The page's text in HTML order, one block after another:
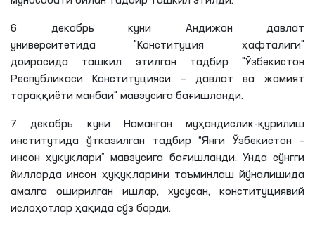
6 декабрь куни Андижон давлат
университетида "Конституция ҳафталиги"
доирасида ташкил этилган тадбир "Ўзбекистон
Республикаси Конституцияси — давлат ва жамият
тараққиёти манбаи" мавзусига бағишланди.
7 декабрь куни Наманган муҳандислик-қурилиш
институтида ўтказилган тадбир “Янги Ўзбекистон –
инсон ҳуқуқлари” мавзусига бағишланди. Унда сўнгги
йилларда инсон ҳуқуқларини таъминлаш йўналишида
амалга оширилган ишлар, хусусан, конституциявий
ислоҳотлар ҳақида сўз борди.